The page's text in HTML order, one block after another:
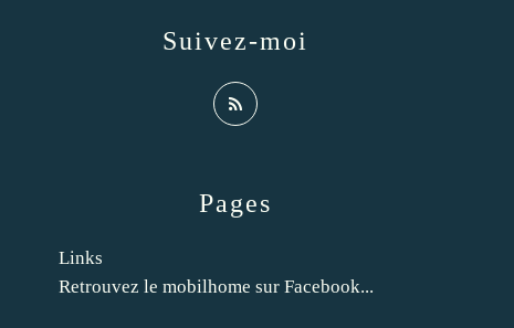
Pages
Links
Retrouvez le mobilhome sur Facebook...
Suivez-moi